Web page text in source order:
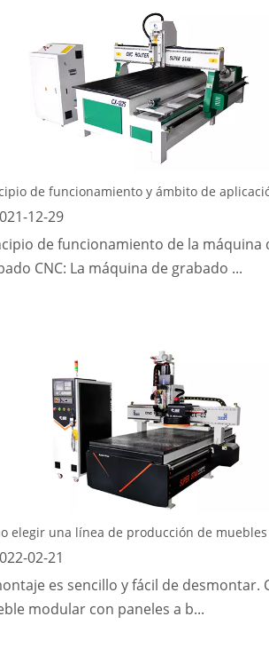
12-29
de funcionamiento de la máquina
CNC: La máquina de grabado ...
02-21
es sencillo y fácil de desmontar.
modular con paneles a b...